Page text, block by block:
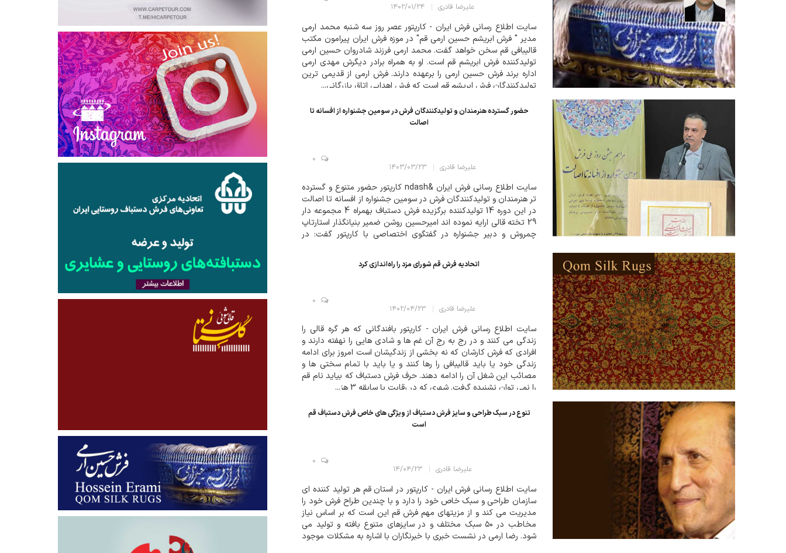
علیرضا قادری ۱۴۰۲/۰۱/۲۴
سایت اطلاع رسانی فرش ایران - کارپتور عصر روز سه شنبه محمد ارمی
مدیر " فرش ابریشم حسین ارمی قم" در موزه فرش ایران پیرامون مکتب
قالیبافی قم سخن خواهد گفت. محمد ارمی فرزند شادروان حسین ارمی
تولیدکننده فرش ابریشم قم است. او به همراه برادر دیگرش مهدی ارمی
اداره برند فرش حسین ارمی را برعهده دارند. فرش ارمی از قدیمی ترین
تولیدکنندگان فرش ابریشم قم است که فرش اهدایی اتاق بازرگانی...
حضور گسترده هنرمندان و تولیدکنندگان فرش در سومین جشنواره از افسانه تا
اصالت
علیرضا قادری ۱۴۰۳/۰۳/۲۳
0
سایت اطلاع رسانی فرش ایران &ndash کارپتور حضور متنوع و گسترده
تر هنرمندان و تولیدکنندگان فرش در سومین جشنواره از افسانه تا اصالت
در این دوره 14 تولیدکننده برگزیده فرش دستباف بهمراه 4 مجموعه دار
29 تخته قالی ارایه نموده اند امیرحسین روشن ضمیر بنیانگذار استارتاپ
چمروش و دبیر جشنواره در گفتگوی اختصاصی با کارپتور گفت: در
اتحادیه فرش قم شورای مزد را راه‌اندازی کرد
علیرضا قادری ۱۴۰۲/۰۴/۲۳
0
سایت اطلاع رسانی فرش ایران - کارپتور بافندگانی که هر گره قالی را
زندگی می کنند و در رج به رج آن غم ها و شادی هایی را نهفته دارند و
افرادی که فرش کارشان که نه بخشی از زندگیشان است امروز برای ادامه
زندگی خود یا باید قالیبافی را رها کنند و یا باید با تمام سختی ها و
مصائب این شغل آن را ادامه دهند. حرف فرش دستباف که بیاید نام قم
را نمی توان نشنیده گرفت. شهری که در رقابت با سابقه 3 هز...
تنوع در سبک طراحی و سایز فرش دستباف از ویژگی های خاص فرش دستباف قم
است
علیرضا قادری ۱۴/۰۴/۲۳
0
سایت اطلاع رسانی فرش ایران - کارپتور در استان قم هر تولید کننده ای
سازمان طراحی و سبک خاص خود را دارد و با چندین طراح فرش خود را
مدیریت می کند و از مزیتهای مهم فرش قم این است که بر اساس نیاز
مخاطب در ۵۰ سبک مختلف و در سایزهای متنوع بافته و تولید می
شود. رضا ارمی در نشست خبری با خبرنگاران با اشاره به مشکلات موجود